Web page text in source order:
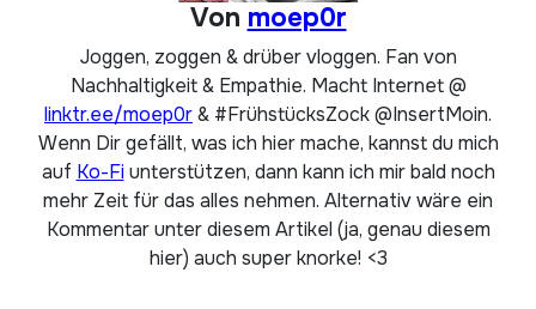
Von moep0r
Joggen, zoggen & drüber vloggen. Fan von
Nachhaltigkeit & Empathie. Macht Internet @
linktr.ee/moep0r& #FrühstücksZock @InsertMoin.
Wenn Dir gefällt, was ich hier mache, kannst du mich
auf Ko-Fiunterstützen, dann kann ich mir bald noch
mehr Zeit für das alles nehmen. Alternativ wäre ein
Kommentar unter diesem Artikel (ja, genau diesem
hier) auch super knorke! <3